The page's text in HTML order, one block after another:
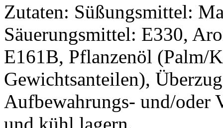
Zutaten: Süßungsmittel:
Säuerungsmittel: E330,
E161B, Pflanzenöl (Palm/
Gewichtsanteilen),
Aufbewahrungs- und/oder
und kühl lagern.